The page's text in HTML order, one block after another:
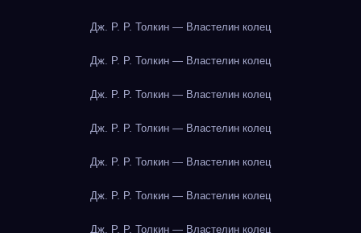
Дж. Р. Р. Толкин — Властелин колец
Дж. Р. Р. Толкин — Властелин колец
Дж. Р. Р. Толкин — Властелин колец
Дж. Р. Р. Толкин — Властелин колец
Дж. Р. Р. Толкин — Властелин колец
Дж. Р. Р. Толкин — Властелин колец
Дж. Р. Р. Толкин — Властелин колец